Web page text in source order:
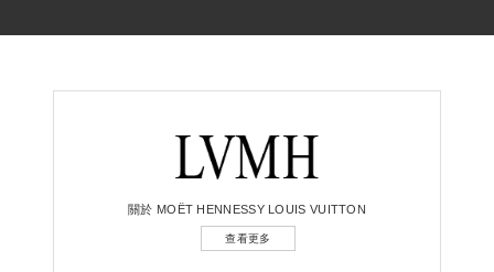
關於 MOËT HENNESSY LOUIS VUITTON
查看更多